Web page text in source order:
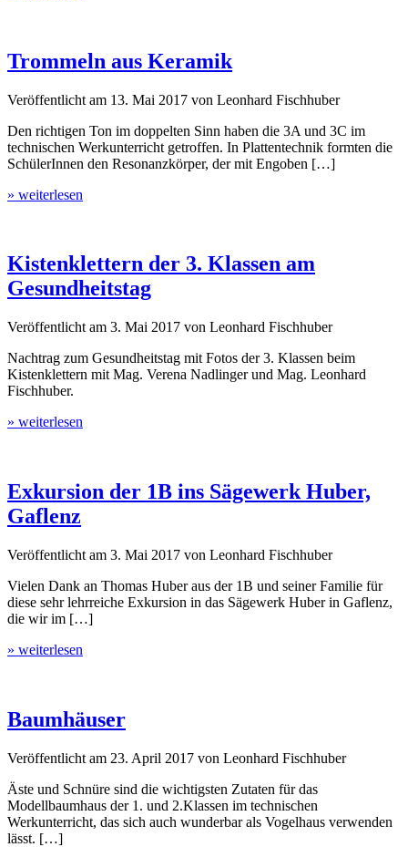
Trommeln aus Keramik
Veröffentlicht am 13. Mai 2017 von Leonhard Fischhuber
Den richtigen Ton im doppelten Sinn haben die 3A und 3C im
technischen Werkunterricht getroffen. In Plattentechnik formten die
SchülerInnen den Resonanzkörper, der mit Engoben […]
» weiterlesen
Kistenklettern der 3. Klassen am
Gesundheitstag
Veröffentlicht am 3. Mai 2017 von Leonhard Fischhuber
Nachtrag zum Gesundheitstag mit Fotos der 3. Klassen beim
Kistenklettern mit Mag. Verena Nadlinger und Mag. Leonhard
Fischhuber.
» weiterlesen
Exkursion der 1B ins Sägewerk Huber,
Gaflenz
Veröffentlicht am 3. Mai 2017 von Leonhard Fischhuber
Vielen Dank an Thomas Huber aus der 1B und seiner Familie für
diese sehr lehrreiche Exkursion in das Sägewerk Huber in Gaflenz,
die wir im […]
» weiterlesen
Baumhäuser
Veröffentlicht am 23. April 2017 von Leonhard Fischhuber
Äste und Schnüre sind die wichtigsten Zutaten für das
Modellbaumhaus der 1. und 2.Klassen im technischen
Werkunterricht, das sich auch wunderbar als Vogelhaus verwenden
lässt. […]